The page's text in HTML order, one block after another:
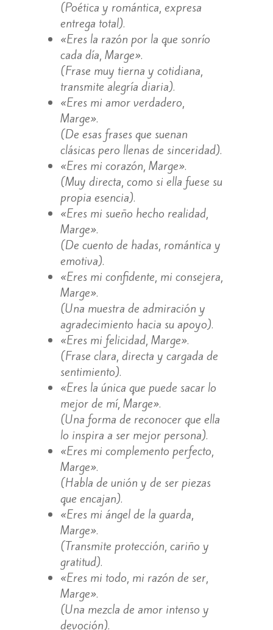
(Poética y romántica, expresa
entrega total).
«Eres la razón por la que sonrío
cada día, Marge».
(Frase muy tierna y cotidiana,
transmite alegría diaria).
«Eres mi amor verdadero,
Marge».
(De esas frases que suenan
clásicas pero llenas de sinceridad).
«Eres mi corazón, Marge».
(Muy directa, como si ella fuese su
propia esencia).
«Eres mi sueño hecho realidad,
Marge».
(De cuento de hadas, romántica y
emotiva).
«Eres mi confidente, mi consejera,
Marge».
(Una muestra de admiración y
agradecimiento hacia su apoyo).
«Eres mi felicidad, Marge».
(Frase clara, directa y cargada de
sentimiento).
«Eres la única que puede sacar lo
mejor de mí, Marge».
(Una forma de reconocer que ella
lo inspira a ser mejor persona).
«Eres mi complemento perfecto,
Marge».
(Habla de unión y de ser piezas
que encajan).
«Eres mi ángel de la guarda,
Marge».
(Transmite protección, cariño y
gratitud).
«Eres mi todo, mi razón de ser,
Marge».
(Una mezcla de amor intenso y
devoción).